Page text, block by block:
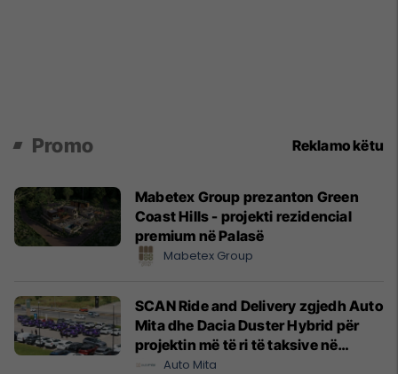
Promo Reklamo këtu
Mabetex Group prezanton Green
Coast Hills - projekti rezidencial
premium në Palasë
Mabetex Group
SCAN Ride and Delivery zgjedh Auto
Mita dhe Dacia Duster Hybrid për
projektin më të ri të taksive në
Prishtinë
Auto Mita